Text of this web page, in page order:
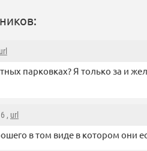
url
парковках? Я только за и
, url
в том виде в котором они